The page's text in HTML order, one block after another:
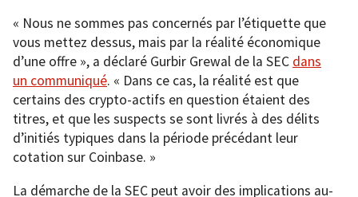
« Nous ne sommes pas concernés par l’étiquette que
vous mettez dessus, mais par la réalité économique
d’une offre », a déclaré Gurbir Grewal de la SEC dans
un communiqué. « Dans ce cas, la réalité est que
certains des crypto-actifs en question étaient des
titres, et que les suspects se sont livrés à des délits
d’initiés typiques dans la période précédant leur
cotation sur Coinbase. »
La démarche de la SEC peut avoir des implications au-